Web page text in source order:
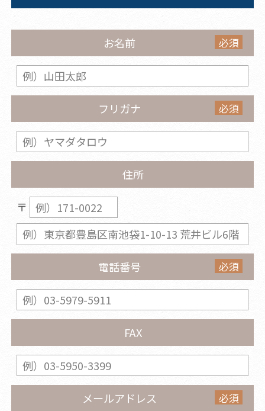
お名前 必須
フリガナ 必須
住所
〒
電話番号 必須
FAX
メールアドレス 必須